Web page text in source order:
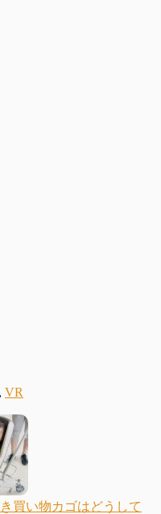
, VR
買い物カゴはどうして